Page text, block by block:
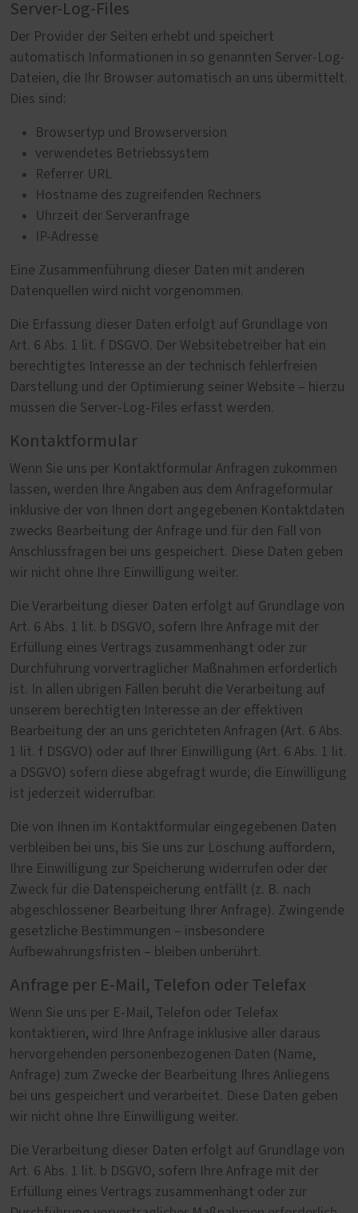
Server-Log-Files
Der Provider der Seiten erhebt und speichert
automatisch Informationen in so genannten Server-Log-
Dateien, die Ihr Browser automatisch an uns übermittelt.
Dies sind:
Browsertyp und Browserversion
verwendetes Betriebssystem
Referrer URL
Hostname des zugreifenden Rechners
Uhrzeit der Serveranfrage
IP-Adresse
Eine Zusammenführung dieser Daten mit anderen
Datenquellen wird nicht vorgenommen.
Die Erfassung dieser Daten erfolgt auf Grundlage von
Art. 6 Abs. 1 lit. f DSGVO. Der Websitebetreiber hat ein
berechtigtes Interesse an der technisch fehlerfreien
Darstellung und der Optimierung seiner Website – hierzu
müssen die Server-Log-Files erfasst werden.
Kontaktformular
Wenn Sie uns per Kontaktformular Anfragen zukommen
lassen, werden Ihre Angaben aus dem Anfrageformular
inklusive der von Ihnen dort angegebenen Kontaktdaten
zwecks Bearbeitung der Anfrage und für den Fall von
Anschlussfragen bei uns gespeichert. Diese Daten geben
wir nicht ohne Ihre Einwilligung weiter.
Die Verarbeitung dieser Daten erfolgt auf Grundlage von
Art. 6 Abs. 1 lit. b DSGVO, sofern Ihre Anfrage mit der
Erfüllung eines Vertrags zusammenhängt oder zur
Durchführung vorvertraglicher Maßnahmen erforderlich
ist. In allen übrigen Fällen beruht die Verarbeitung auf
unserem berechtigten Interesse an der effektiven
Bearbeitung der an uns gerichteten Anfragen (Art. 6 Abs.
1 lit. f DSGVO) oder auf Ihrer Einwilligung (Art. 6 Abs. 1 lit.
a DSGVO) sofern diese abgefragt wurde; die Einwilligung
ist jederzeit widerrufbar.
Die von Ihnen im Kontaktformular eingegebenen Daten
verbleiben bei uns, bis Sie uns zur Löschung auffordern,
Ihre Einwilligung zur Speicherung widerrufen oder der
Zweck für die Datenspeicherung entfällt (z. B. nach
abgeschlossener Bearbeitung Ihrer Anfrage). Zwingende
gesetzliche Bestimmungen – insbesondere
Aufbewahrungsfristen – bleiben unberührt.
Anfrage per E-Mail, Telefon oder Telefax
Wenn Sie uns per E-Mail, Telefon oder Telefax
kontaktieren, wird Ihre Anfrage inklusive aller daraus
hervorgehenden personenbezogenen Daten (Name,
Anfrage) zum Zwecke der Bearbeitung Ihres Anliegens
bei uns gespeichert und verarbeitet. Diese Daten geben
wir nicht ohne Ihre Einwilligung weiter.
Die Verarbeitung dieser Daten erfolgt auf Grundlage von
Art. 6 Abs. 1 lit. b DSGVO, sofern Ihre Anfrage mit der
Erfüllung eines Vertrags zusammenhängt oder zur